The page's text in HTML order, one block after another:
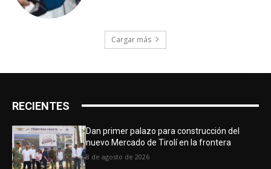
Cargar más
RECIENTES
Dan primer palazo para construcción del
nuevo Mercado de Tirolí en la frontera
8 de agosto de 2026